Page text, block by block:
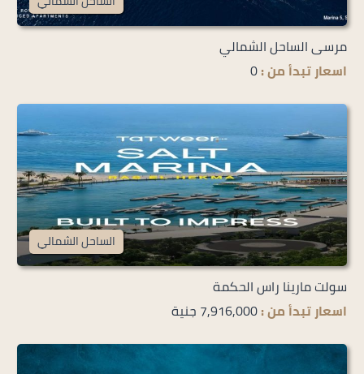
مرسى الساحل الشمالي
اسعار تبدأ من :0
الساحل الشمالي
سولت مارينا راس الحكمة
اسعار تبدأ من :7,916,000 جنية